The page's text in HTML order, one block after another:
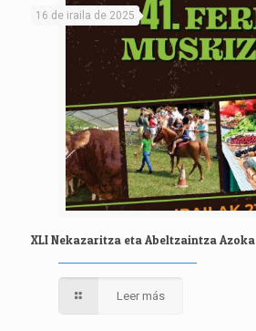
16 de iraila de 2025
XLI Nekazaritza eta Abeltzaintza Azoka
Leer más